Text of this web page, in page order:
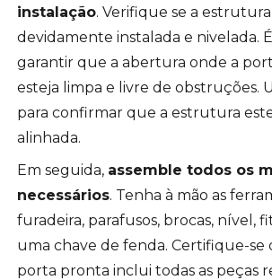
instalação. Verifique se a
devidamente instalada e nivelada.
garantir que a abertura onde a
esteja limpa e livre de obstruções.
para confirmar que a estrutura
alinhada.
Em seguida, assemble todos os
necessários. Tenha à mão as
furadeira, parafusos, brocas, nível,
uma chave de fenda. Certifique-se
porta pronta inclui todas as peças